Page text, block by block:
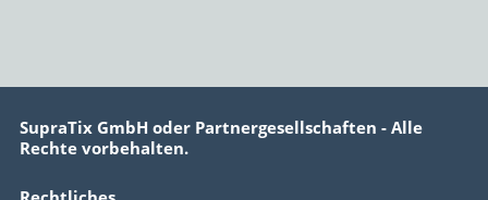
SupraTix GmbH oder Partnergesellschaften - Alle
Rechte vorbehalten.